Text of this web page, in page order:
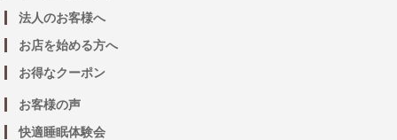
法人のお客様へ
お店を始める方へ
お得なクーポン
お客様の声
快適睡眠体験会